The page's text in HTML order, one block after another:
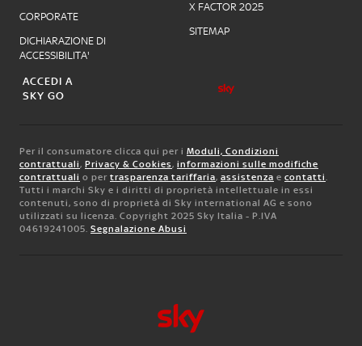
CORPORATE
DICHIARAZIONE DI
ACCESSIBILITA'
X FACTOR 2025
SITEMAP
ACCEDI A
SKY GO
Per il consumatore clicca qui per i Moduli, Condizioni
contrattuali, Privacy & Cookies, informazioni sulle modifiche
contrattuali o per trasparenza tariffaria, assistenza e contatti.
Tutti i marchi Sky e i diritti di proprietà intellettuale in essi
contenuti, sono di proprietà di Sky international AG e sono
utilizzati su licenza. Copyright 2025 Sky Italia - P.IVA
04619241005. Segnalazione Abusi